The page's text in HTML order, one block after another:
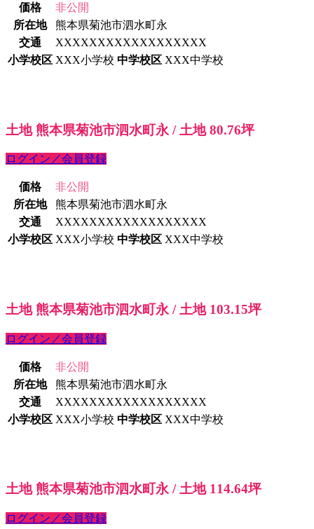
価格
非公開
所在地
熊本県菊池市泗水町永
交通
XXXXXXXXXXXXXXXXXX
小学校区 XXX小学校 中学校区 XXX中学校
土地 熊本県菊池市泗水町永 / 土地 80.76坪
ログイン／会員登録
価格
非公開
所在地
熊本県菊池市泗水町永
交通
XXXXXXXXXXXXXXXXXX
小学校区 XXX小学校 中学校区 XXX中学校
土地 熊本県菊池市泗水町永 / 土地 103.15坪
ログイン／会員登録
価格
非公開
所在地
熊本県菊池市泗水町永
交通
XXXXXXXXXXXXXXXXXX
小学校区 XXX小学校 中学校区 XXX中学校
土地 熊本県菊池市泗水町永 / 土地 114.64坪
ログイン／会員登録